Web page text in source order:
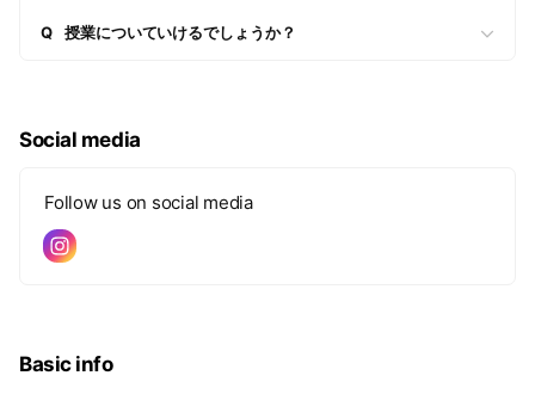
Q 授業についていけるでしょうか？
Social media
Follow us on social media
Basic info